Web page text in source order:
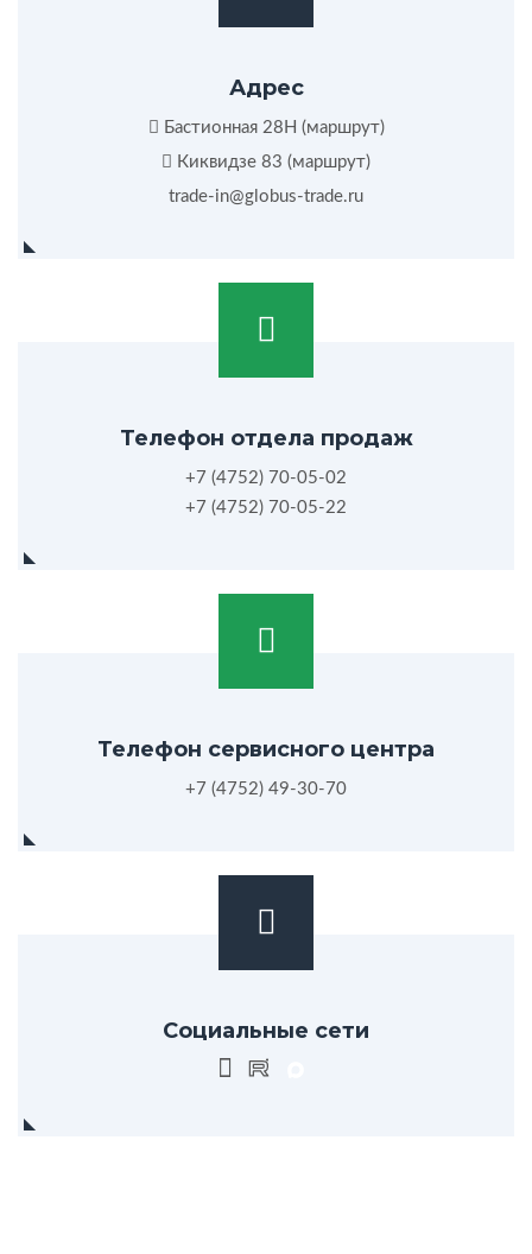
Адрес
Бастионная 28Н (маршрут)
Киквидзе 83 (маршрут)
trade-in@globus-trade.ru
Телефон отдела продаж
+7 (4752) 70-05-02
+7 (4752) 70-05-22
Телефон сервисного центра
+7 (4752) 49-30-70
Социальные сети